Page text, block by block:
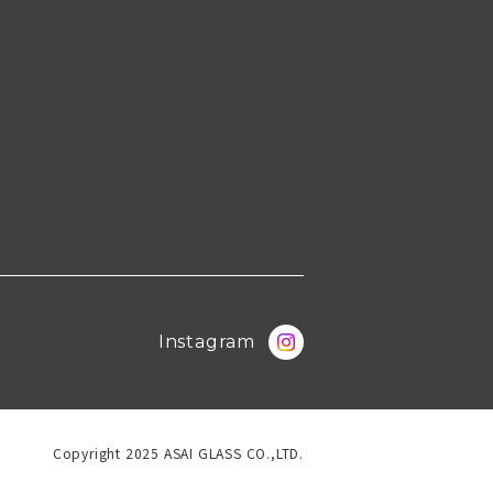
Instagram
Copyright 2025 ASAI GLASS CO.,LTD.